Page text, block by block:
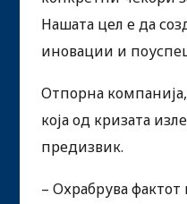
Нашата цел е да
иновации и
Отпорна
која од кризата
предизвик.
– Охрабрува